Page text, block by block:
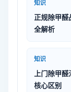
知识
正规除甲醛
全解析
知识
上门除甲
核心区别